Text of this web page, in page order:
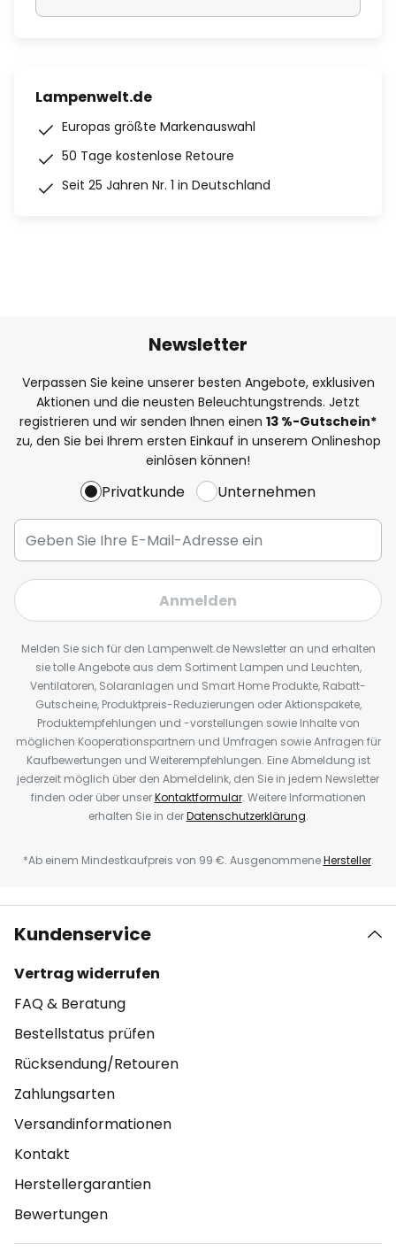
Lampenwelt.de
Europas größte Markenauswahl
50 Tage kostenlose Retoure
Seit 25 Jahren Nr. 1 in Deutschland
Newsletter
Verpassen Sie keine unserer besten Angebote, exklusiven
Aktionen und die neusten Beleuchtungstrends. Jetzt
registrieren und wir senden Ihnen einen 13 %-Gutschein*
zu, den Sie bei Ihrem ersten Einkauf in unserem Onlineshop
einlösen können!
Privatkunde Unternehmen
Anmelden
Melden Sie sich für den Lampenwelt.de Newsletter an und erhalten
sie tolle Angebote aus dem Sortiment Lampen und Leuchten,
Ventilatoren, Solaranlagen und Smart Home Produkte, Rabatt-
Gutscheine, Produktpreis-Reduzierungen oder Aktionspakete,
Produktempfehlungen und -vorstellungen sowie Inhalte von
möglichen Kooperationspartnern und Umfragen sowie Anfragen für
Kaufbewertungen und Weiterempfehlungen. Eine Abmeldung ist
jederzeit möglich über den Abmeldelink, den Sie in jedem Newsletter
finden oder über unserKontaktformular. Weitere Informationen
erhalten Sie in derDatenschutzerklärung.
*Ab einem Mindestkaufpreis von 99 €. AusgenommeneHersteller.
Kundenservice
Vertrag widerrufen
FAQ & Beratung
Bestellstatus prüfen
Rücksendung/Retouren
Zahlungsarten
Versandinformationen
Kontakt
Herstellergarantien
Bewertungen